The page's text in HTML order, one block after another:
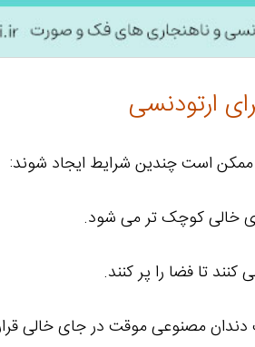
ارتودنسی
است چندین شرایط ایجاد شوند:
خالی کوچک تر می شود.
تا فضا را پر کنند.
دندان مصنوعی موقت در جای خالی